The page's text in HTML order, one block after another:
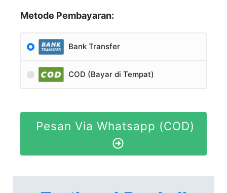
Metode Pembayaran:
Bank Transfer
COD (Bayar di Tempat)
Pesan Via Whatsapp (COD)